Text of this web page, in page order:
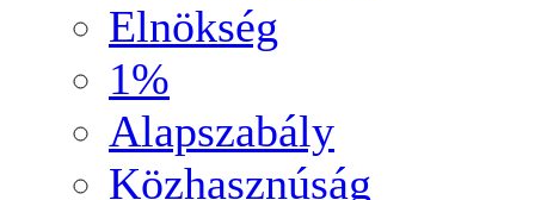
Elnökség
1%
Alapszabály
Közhasznúság